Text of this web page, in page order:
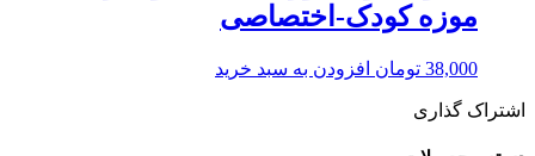
موزه کودک-اختصاصی
38,000 تومان افزودن به سبد خرید
اشتراک گذاری